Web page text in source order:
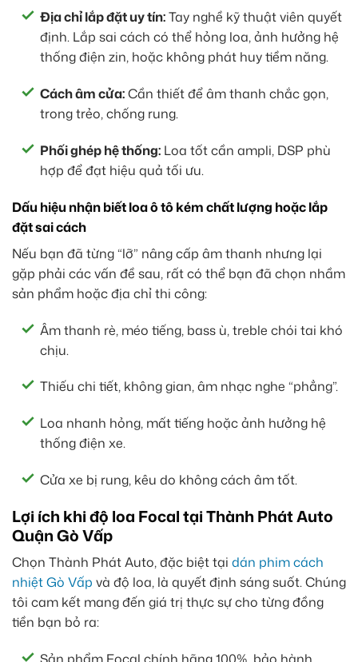
Địa chỉ lắp đặt uy tín:Tay nghề kỹ thuật viên quyết
định. Lắp sai cách có thể hỏng loa, ảnh hưởng hệ
thống điện zin, hoặc không phát huy tiềm năng.
Cách âm cửa:Cần thiết để âm thanh chắc gọn,
trong trẻo, chống rung.
Phối ghép hệ thống: Loa tốt cần ampli, DSP phù
hợp để đạt hiệu quả tối ưu.
Dấu hiệu nhận biết loa ô tô kém chất lượng hoặc lắp
đặt sai cách
Nếu bạn đã từng “lỡ” nâng cấp âm thanh nhưng lại
gặp phải các vấn đề sau, rất có thể bạn đã chọn nhầm
sản phẩm hoặc địa chỉ thi công:
Âm thanh rè, méo tiếng, bass ù, treble chói tai khó
chịu.
Thiếu chi tiết, không gian, âm nhạc nghe “phẳng”.
Loa nhanh hỏng, mất tiếng hoặc ảnh hưởng hệ
thống điện xe.
Cửa xe bị rung, kêu do không cách âm tốt.
Lợi ích khi độ loa Focal tại Thành Phát Auto
Quận Gò Vấp
Chọn Thành Phát Auto, đặc biệt tại dán phim cách
nhiệt Gò Vấp và độ loa, là quyết định sáng suốt. Chúng
tôi cam kết mang đến giá trị thực sự cho từng đồng
tiền bạn bỏ ra: